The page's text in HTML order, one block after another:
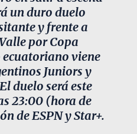
un duro duelo
y frente a
por Copa
viene
Juniors y
duelo será este
23:00 (hora de
de ESPN y Star+.